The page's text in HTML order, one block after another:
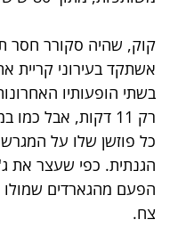
קוק, שהיה סקורר חסר
בשתי הופעותיו
רק 11 דקות, אבל
כל פוזשן שלו על
הגנתית. כפי שעצר את
הפעם מהגארדים שמולו
צח.